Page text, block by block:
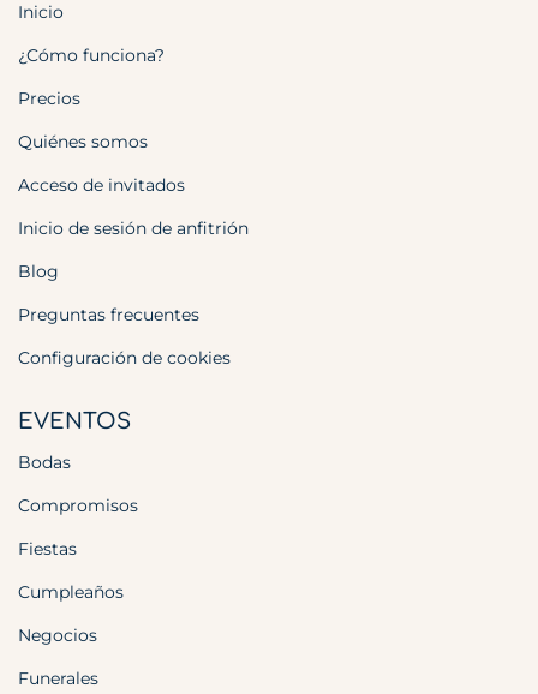
Inicio
¿Cómo funciona?
Precios
Quiénes somos
Acceso de invitados
Inicio de sesión de anfitrión
Blog
Preguntas frecuentes
Configuración de cookies
EVENTOS
Bodas
Compromisos
Fiestas
Cumpleaños
Negocios
Funerales